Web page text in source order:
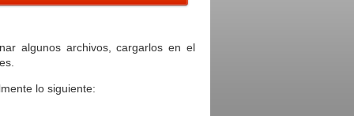
algunos archivos, cargarlos en el
lo siguiente: